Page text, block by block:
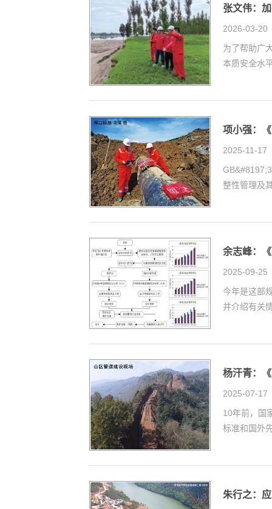
张文伟：
2026-03-20
为了帮助广
本质安全水
项小强：
2025-11-17
整性管理及
余志峰：
2025-09-25
今年是这部
并介绍有关
杨汗青：
2025-07-17
10年前，国
标准和国外
朱行之：